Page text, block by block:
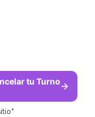
tu Turno